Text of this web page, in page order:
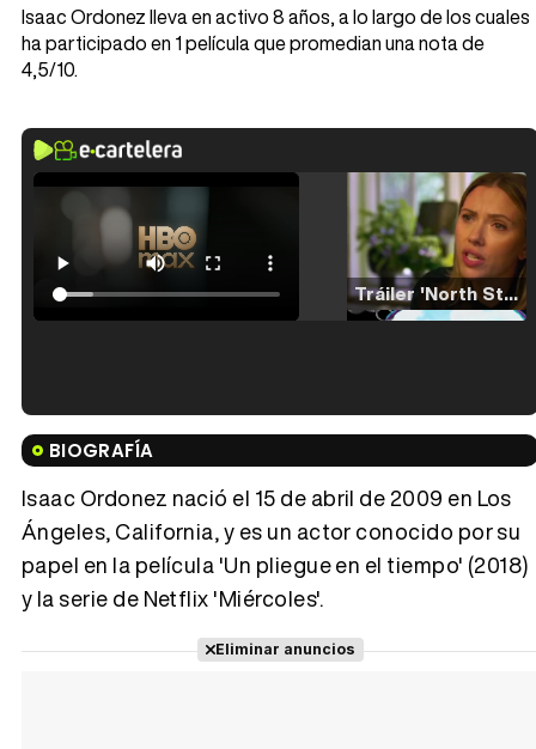
Isaac Ordonez lleva en activo 8 años, a lo largo de los cuales
ha participado en 1 película que promedian una nota de
4,5/10.
Tráiler 'North Star' (2023)
Tráiler en español de 'La isla olvidada'
Tráiler 'Vida perra' (2026)
BIOGRAFÍA
Isaac Ordonez nació el 15 de abril de 2009 en Los
Ángeles, California, y es un actor conocido por su
papel en la película 'Un pliegue en el tiempo' (2018)
y la serie de Netflix 'Miércoles'.
Eliminar anuncios